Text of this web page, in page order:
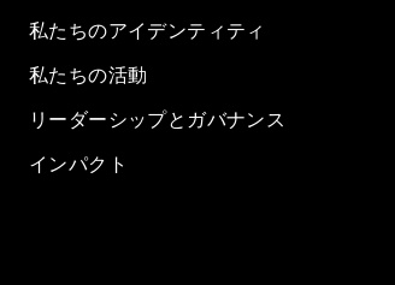
私たちのアイデンティティ
私たちの活動
リーダーシップとガバナンス
インパクト